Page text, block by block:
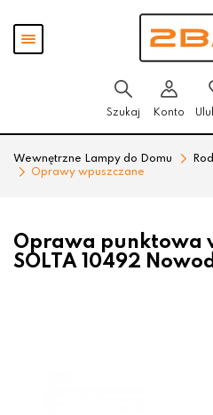
Pokaż
menu
Szukaj Konto
Wewnętrzne Lampy do Domu
Oprawy wpuszczane
Oprawa punktowa
SOLTA 10492